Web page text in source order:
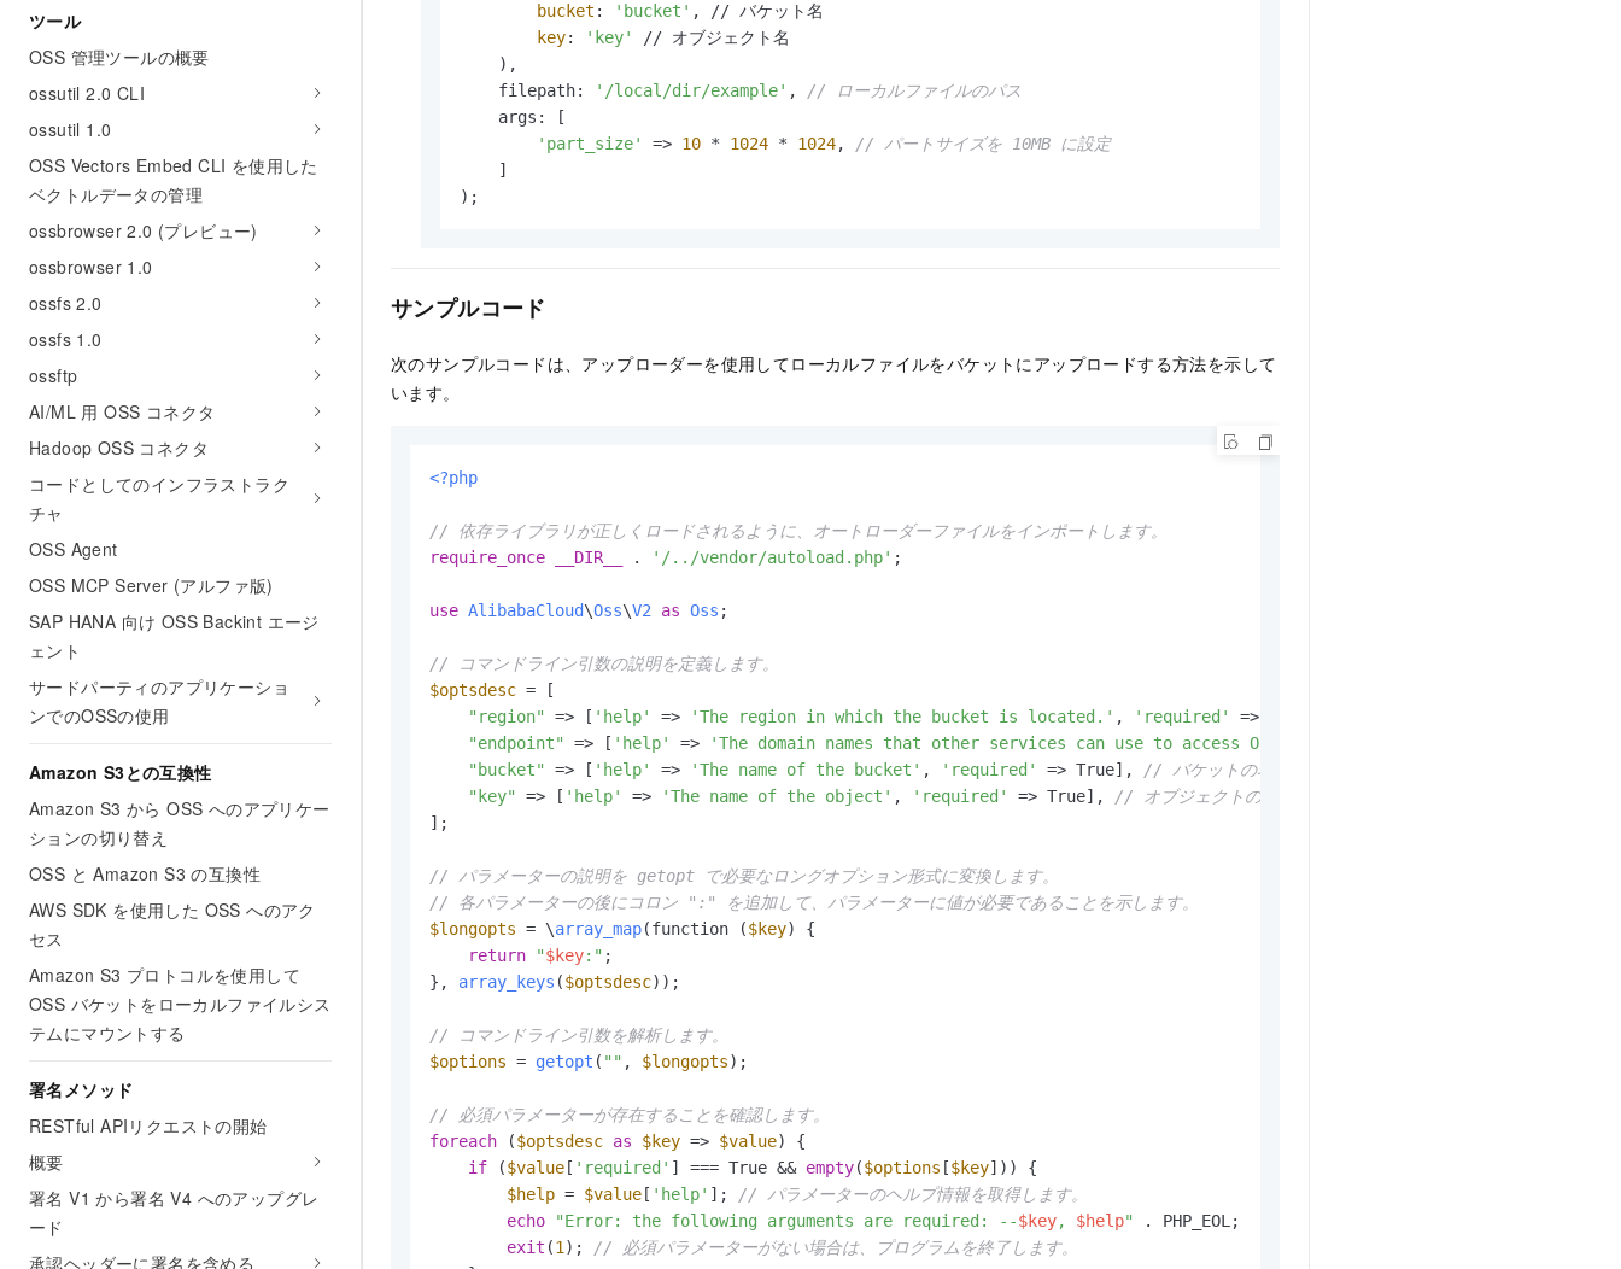
ツール
OSS 管理ツールの概要
ossutil 2.0 CLI
ossutil 1.0
OSS Vectors Embed CLI を使用した
ベクトルデータの管理
ossbrowser 2.0 (プレビュー)
ossbrowser 1.0
ossfs 2.0
ossfs 1.0
ossftp
AI/ML 用 OSS コネクタ
Hadoop OSS コネクタ
コードとしてのインフラストラク
チャ
OSS Agent
OSS MCP Server (アルファ版)
SAP HANA 向け OSS Backint エージ
ェント
サードパーティのアプリケーショ
ンでのOSSの使用
Amazon S3との互換性
Amazon S3 から OSS へのアプリケー
ションの切り替え
OSS と Amazon S3 の互換性
AWS SDK を使用した OSS へのアク
セス
Amazon S3 プロトコルを使用して
OSS バケットをローカルファイルシス
テムにマウントする
署名メソッド
RESTful APIリクエストの開始
概要
署名 V1 から署名 V4 へのアップグレ
ード
承認ヘッダーに署名を含める
bucket : 'bucket' , // バケット名
key: 'key'
// オブジェクト名
    ),
    filepath:
'/local/dir/example' ,
// ローカルファイルのパス
    args: [
'part_size'
=> 10 * 1024 * 1024,
// パートサイズを 10MB に設定
    ]
);
サンプルコード
次のサンプルコードは、アップローダーを使用してローカルファイルをバケットにアップロードする方法を示して
います。
<?php
// 依存ライブラリが正しくロードされるように、オートローダーファイルをインポートします。
require_once
__DIR__ . '/../vendor/autoload.php' ;
use AlibabaCloud\Oss\V2 as Oss ;
// コマンドライン引数の説明を定義します。
$optsdesc = [
"region"
=> [ 'help' => 'The region in which the bucket is located.' , 'required' => True],
"endpoint"
=> [ 'help' => 'The domain names that other services can use to access OSS.'
"bucket"
=> [ 'help' => 'The name of the bucket' , 'required' => True], // バケットの名前 (必須)。
"key"
=> [ 'help' => 'The name of the object' , 'required' => True], // オブジェクトの名前 (必須)。
];
// パラメーターの説明を getopt で必要なロングオプション形式に変換します。
// 各パラメーターの後にコロン ":" を追加して、パラメーターに値が必要であることを示します。
$longopts = \array_map(function ($key) {
return
"$key:" ;
}, array_keys ($optsdesc));
// コマンドライン引数を解析します。
$options = getopt ( "" , $longopts);
// 必須パラメーターが存在することを確認します。
foreach ($optsdesc as $key => $value) {
if ($value [ 'required' ] === True && empty($options [$key])) {
$help = $value [ 'help' ]; // パラメーターのヘルプ情報を取得します。
echo
"Error: the following arguments are required: --$key, $help"
. PHP_EOL;
exit (1); // 必須パラメーターがない場合は、プログラムを終了します。